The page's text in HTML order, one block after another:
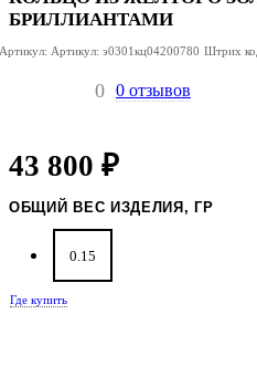
БРИЛЛИАНТАМИ
Артикул: Артикул: э0301кц04200780 Штрих
0 0 отзывов
43 800 ₽
ОБЩИЙ ВЕС ИЗДЕЛИЯ, ГР
0.15
Где купить